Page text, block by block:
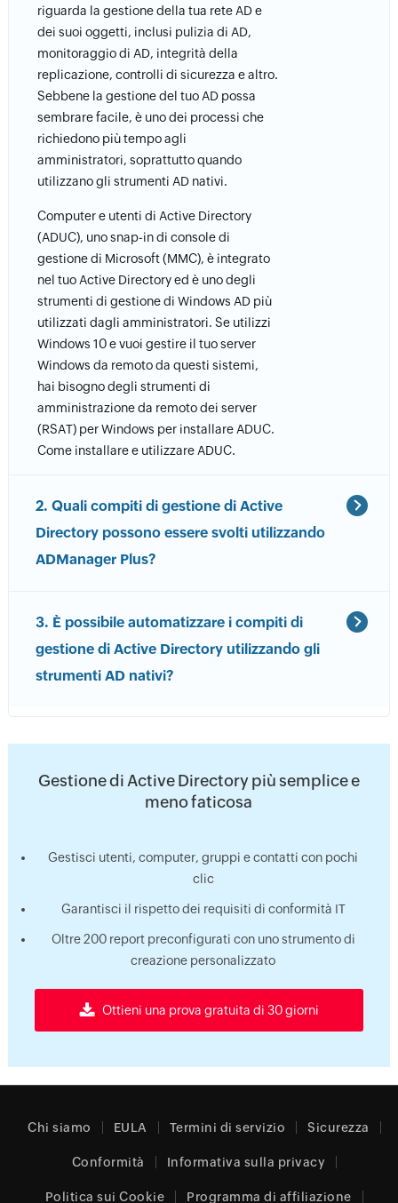
riguarda la gestione della tua rete AD e
dei suoi oggetti, inclusi pulizia di AD,
monitoraggio di AD, integrità della
replicazione, controlli di sicurezza e altro.
Sebbene la gestione del tuo AD possa
sembrare facile, è uno dei processi che
richiedono più tempo agli
amministratori, soprattutto quando
utilizzano gli strumenti AD nativi.
Computer e utenti di Active Directory
(ADUC), uno snap-in di console di
gestione di Microsoft (MMC), è integrato
nel tuo Active Directory ed è uno degli
strumenti di gestione di Windows AD più
utilizzati dagli amministratori. Se utilizzi
Windows 10 e vuoi gestire il tuo server
Windows da remoto da questi sistemi,
hai bisogno degli strumenti di
amministrazione da remoto dei server
(RSAT) per Windows per installare ADUC.
Come installare e utilizzare ADUC.
2. Quali compiti di gestione di Active
Directory possono essere svolti utilizzando
ADManager Plus?
3. È possibile automatizzare i compiti di
gestione di Active Directory utilizzando gli
strumenti AD nativi?
Gestione di Active Directory più semplice e
meno faticosa
Gestisci utenti, computer, gruppi e contatti con pochi
clic
Garantisci il rispetto dei requisiti di conformità IT
Oltre 200 report preconfigurati con uno strumento di
creazione personalizzato
Ottieni una prova gratuita di 30 giorni
Chi siamo EULA Termini di servizio Sicurezza
Conformità Informativa sulla privacy
Politica sui Cookie Programma di affiliazione